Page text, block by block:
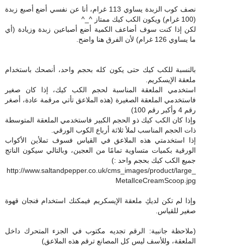
نصف كوب الزبدة يساوي 113 غرام، أنا عن نفسي أضع أصبع زبدة
(100 غرام) ويكون الكب كيك ممتاز ^_^
لكن إذا كنت سوف أضاعف الكمية أضع أصباعين زبدة وزيادة (أي
ما يساوي 126 غرام) لأن الفرق هنا واضح.
بالنسبة للكب كيك حتى يكون كله بحجم واحد، أنصحك باستخدام
ملعقة الإيسكريم.
استخدمي الملعقة المناسبة لحجم الكب كيك، إذا كان صغير
فاستخدمي الملعقة الصغيرة (هذه الملاعق تأتي مرقمة عادة، أصغر
رقم 4 وأكبر رقم 100)
وإذا كان الكب كيك ذو الحجم الكبير فاستخدمي الملعقة المتوسطة
ذات الحجم المناسب لملأ ثلاثة أرباع الكوب الورقي.
إذا استخدمتي هذه الملاعق في القياس فسوف تملأين الأكواب
الورقية بكميات متساوية تمامًا من العجين، وبالتالي سيكون الناتج
جميع الكب كيك بحجم واحد :)
http://www.saltandpepper.co.uk/cms_images/product/large_
MetalIceCreamScoop.jpg
وإذا لم تكن لديكِ ملعقة الإيسكريم فيمكنك استخدام فنجان قهوة
صغير للقياس.
(ملاحظة جانبية: الرقم تجديه مكتوب في الجزء المتحرك داخل
الملعقة، وللأسف ليس كل المصانع ترقم هذه الملاعق)